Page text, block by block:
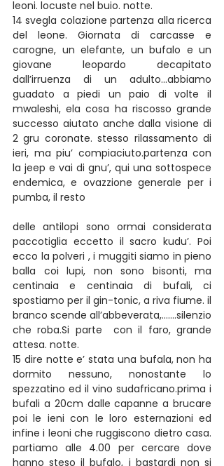
leoni. locuste nel buio. notte.
14 svegla colazione partenza alla ricerca
del leone. Giornata di carcasse e
carogne, un elefante, un bufalo e un
giovane leopardo decapitato
dall’irruenza di un adulto…abbiamo
guadato a piedi un paio di volte il
mwaleshi, ela cosa ha riscosso grande
successo aiutato anche dalla visione di
2 gru coronate. stesso rilassamento di
ieri, ma piu’ compiaciuto.partenza con
la jeep e vai di gnu’, qui una sottospece
endemica, e ovazzione generale per i
pumba, il resto
delle antilopi sono ormai considerata
paccotiglia eccetto il sacro kudu’. Poi
ecco la polveri , i muggiti siamo in pieno
balla coi lupi, non sono bisonti, ma
centinaia e centinaia di bufali, ci
spostiamo per il gin-tonic, a riva fiume. il
branco scende all’abbeverata,…….silenzio
che roba.Si parte  con il faro, grande
attesa. notte.
15 dire notte e’ stata una bufala, non ha
dormito nessuno, nonostante lo
spezzatino ed il vino sudafricano.prima i
bufali a 20cm dalle capanne a brucare
poi le ieni con le loro esternazioni ed
infine i leoni che ruggiscono dietro casa.
partiamo alle 4.00 per cercare dove
hanno steso il bufalo, i bastardi non si